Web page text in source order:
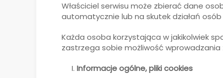
Właściciel serwisu może zbierać dane
automatycznie lub na skutek działań
Każda osoba korzystająca w jakikolwiek
zastrzega sobie możliwość wprowadzania
Informacje ogólne, pliki cookies